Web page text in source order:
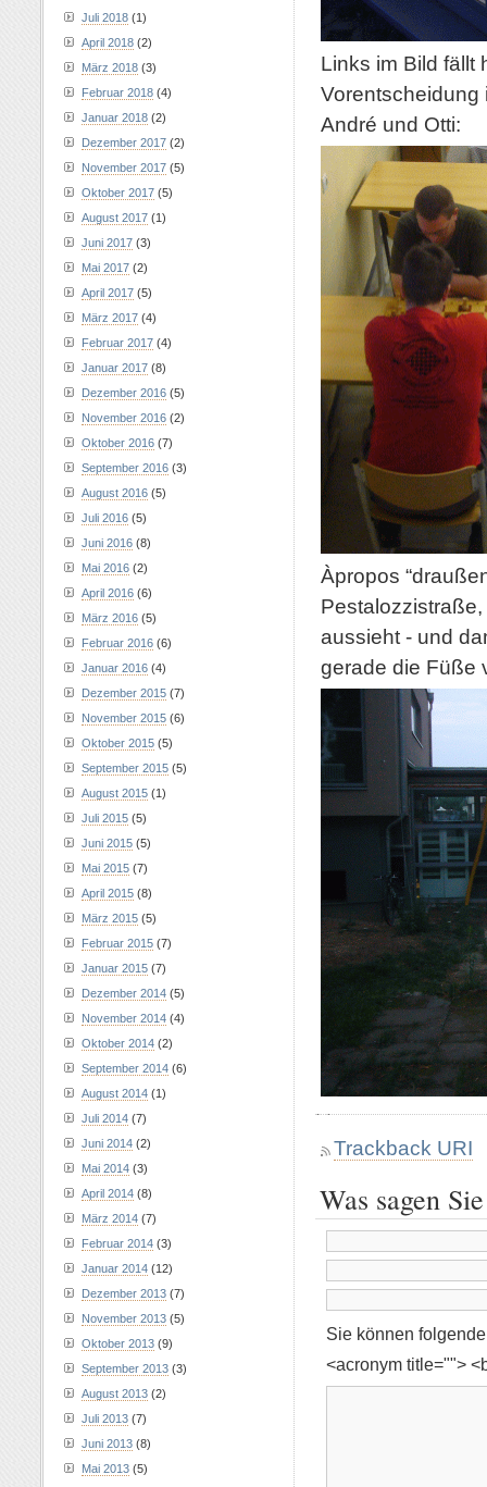
Links im Bild fällt
Vorentscheidung
André und Otti:
Àpropos
aussieht - und
gerade die Füße
Trackback URI
Was sagen
Sie können
<acronym title="">
Juli 2018 (1)
April 2018 (2)
März 2018 (3)
Februar 2018 (4)
Januar 2018 (2)
Dezember 2017 (2)
November 2017 (5)
Oktober 2017 (5)
August 2017 (1)
Juni 2017 (3)
Mai 2017 (2)
April 2017 (5)
März 2017 (4)
Februar 2017 (4)
Januar 2017 (8)
Dezember 2016 (5)
November 2016 (2)
Oktober 2016 (7)
September 2016 (3)
August 2016 (5)
Juli 2016 (5)
Juni 2016 (8)
Mai 2016 (2)
April 2016 (6)
März 2016 (5)
Februar 2016 (6)
Januar 2016 (4)
Dezember 2015 (7)
November 2015 (6)
Oktober 2015 (5)
September 2015 (5)
August 2015 (1)
Juli 2015 (5)
Juni 2015 (5)
Mai 2015 (7)
April 2015 (8)
März 2015 (5)
Februar 2015 (7)
Januar 2015 (7)
Dezember 2014 (5)
November 2014 (4)
Oktober 2014 (2)
September 2014 (6)
August 2014 (1)
Juli 2014 (7)
Juni 2014 (2)
Mai 2014 (3)
April 2014 (8)
März 2014 (7)
Februar 2014 (3)
Januar 2014 (12)
Dezember 2013 (7)
November 2013 (5)
Oktober 2013 (9)
September 2013 (3)
August 2013 (2)
Juli 2013 (7)
Juni 2013 (8)
Mai 2013 (5)